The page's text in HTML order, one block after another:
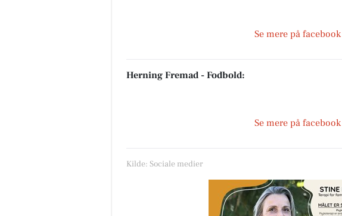
Se mere på facebook
Herning Fremad - Fodbold:
Se mere på facebook
Kilde: Sociale medier